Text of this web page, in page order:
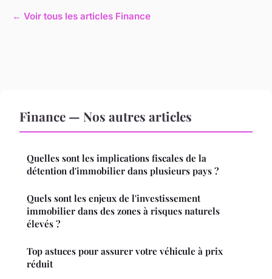
← Voir tous les articles Finance
Finance — Nos autres articles
Quelles sont les implications fiscales de la
détention d'immobilier dans plusieurs pays ?
Quels sont les enjeux de l'investissement
immobilier dans des zones à risques naturels
élevés ?
Top astuces pour assurer votre véhicule à prix
réduit